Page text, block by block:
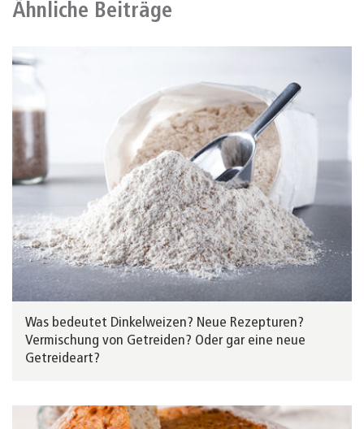
Ähnliche Beiträge
Was bedeutet Dinkelweizen? Neue Rezepturen?
Vermischung von Getreiden? Oder gar eine neue
Getreideart?